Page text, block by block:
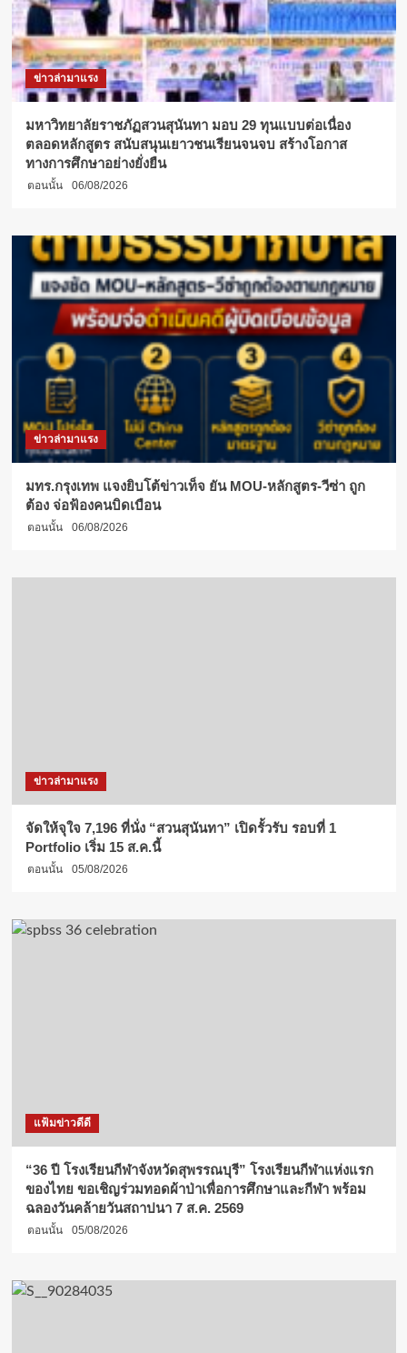
ข่าวล่ามาแรง
มหาวิทยาลัยราชภัฏสวนสุนันทา มอบ 29 ทุนแบบต่อเนื่อง
ตลอดหลักสูตร สนับสนุนเยาวชนเรียนจนจบ สร้างโอกาส
ทางการศึกษาอย่างยั่งยืน
ตอนนั้น 06/08/2026
ข่าวล่ามาแรง
มทร.กรุงเทพ แจงยิบโต้ข่าวเท็จ ยัน MOU-หลักสูตร-วีซ่า ถูก
ต้อง จ่อฟ้องคนบิดเบือน
ตอนนั้น 06/08/2026
ข่าวล่ามาแรง
จัดให้จุใจ 7,196 ที่นั่ง “สวนสุนันทา” เปิดรั้วรับ รอบที่ 1
Portfolio เริ่ม 15 ส.ค.นี้
ตอนนั้น 05/08/2026
แฟ้มข่าวดีดี
“36 ปี โรงเรียนกีฬาจังหวัดสุพรรณบุรี” โรงเรียนกีฬาแห่งแรก
ของไทย ขอเชิญร่วมทอดผ้าป่าเพื่อการศึกษาและกีฬา พร้อม
ฉลองวันคล้ายวันสถาปนา 7 ส.ค. 2569
ตอนนั้น 05/08/2026